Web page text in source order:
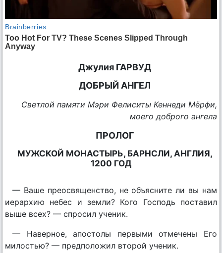
Джулия ГАРВУД
ДОБРЫЙ АНГЕЛ
Светлой памяти Мэри Фелиситы Кеннеди Мёрфи,
моего доброго ангела
ПРОЛОГ
МУЖСКОЙ МОНАСТЫРЬ, БАРНСЛИ, АНГЛИЯ,
1200 ГОД
— Ваше преосвященство, не объясните ли вы нам
иерархию небес и земли? Кого Господь поставил
выше всех? — спросил ученик.
— Наверное, апостолы первыми отмечены Его
милостью? — предположил второй ученик.